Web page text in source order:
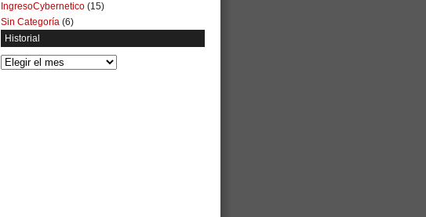
IngresoCybernetico (15)
Sin Categoría (6)
Historial
Historial